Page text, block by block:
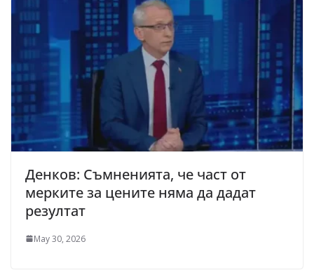
Денков: Съмненията, че част от
мерките за цените няма да дадат
резултат
May 30, 2026